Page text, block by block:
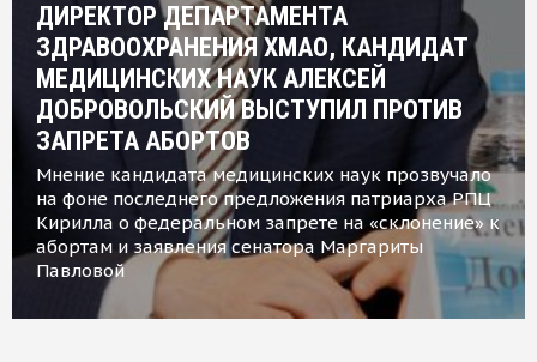
ДИРЕКТОР ДЕПАРТАМЕНТА
ЗДРАВООХРАНЕНИЯ ХМАО, КАНДИДАТ
МЕДИЦИНСКИХ НАУК АЛЕКСЕЙ
ДОБРОВОЛЬСКИЙ ВЫСТУПИЛ ПРОТИВ
ЗАПРЕТА АБОРТОВ
Мнение кандидата медицинских наук прозвучало
на фоне последнего предложения патриарха РПЦ
Кирилла о федеральном запрете на «склонение» к
абортам и заявления сенатора Маргариты
Павловой